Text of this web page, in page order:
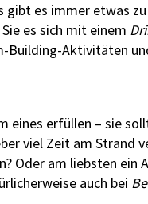
es immer etwas
es sich mit einem
Aktivitäten
erfüllen – sie
viel Zeit am Strand
Oder am liebsten ein
auch bei